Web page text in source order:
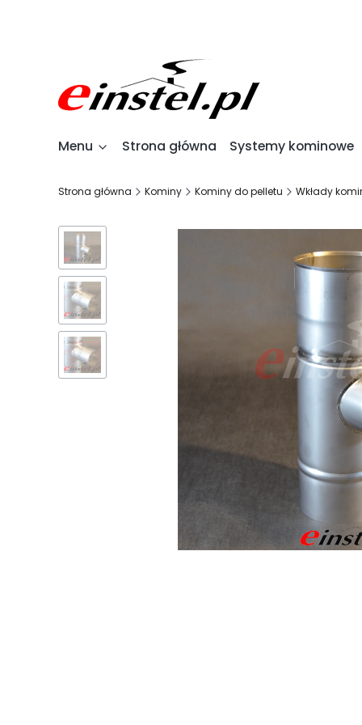
Menu Strona główna Systemy kominowe
Strona główna Kominy Kominy do pelletu Wkłady